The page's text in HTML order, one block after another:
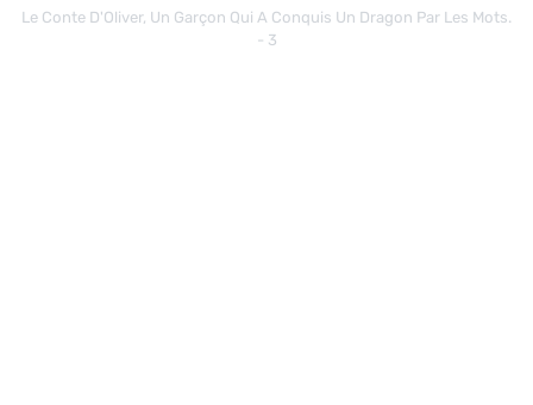
Le Conte D'Oliver, Un Garçon Qui A Conquis Un Dragon Par Les Mots.
- 3